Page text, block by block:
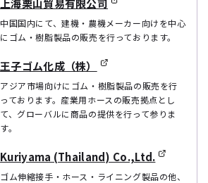
中国国内にて、建機・農機メーカー向けを中心
にゴム・樹脂製品の販売を行っております。
王子ゴム化成（株）
アジア市場向けにゴム・樹脂製品の販売を行
っております。産業用ホースの販売拠点とし
て、グローバルに商品の提供を行って参りま
す。
Kuriyama (Thailand) Co.,Ltd.
ゴム伸縮接手・ホース・ライニング製品の他、